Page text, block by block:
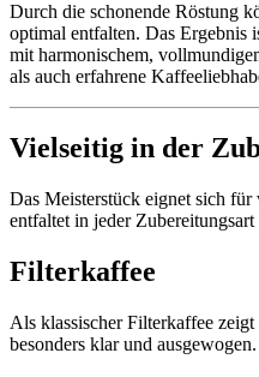
Durch die schonende Röstung
optimal entfalten. Das Ergebnis
mit harmonischem,
als auch erfahrene
Vielseitig in der
Das Meisterstück eignet sich für
entfaltet in jeder
Filterkaffee
Als klassischer Filterkaffee
besonders klar und ausgewogen.